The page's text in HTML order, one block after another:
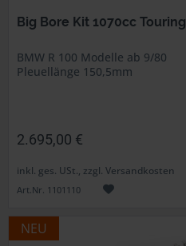
Big Bore Kit 1070cc Touring
BMW R 100 Modelle ab 9/80
Pleuellänge 150,5mm
2.695,00 €
inkl. ges. USt., zzgl. Versandkosten
Art.Nr. 1101110
NEU